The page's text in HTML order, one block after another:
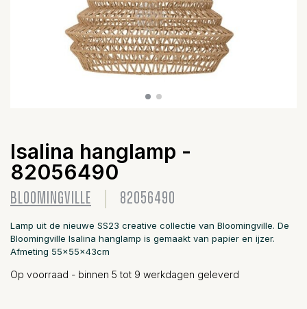
Isalina hanglamp -
82056490
BLOOMINGVILLE 82056490
Lamp uit de nieuwe SS23 creative collectie van Bloomingville. De
Bloomingville Isalina hanglamp is gemaakt van papier en ijzer.
Afmeting 55x55x43cm
Op voorraad - binnen 5 tot 9 werkdagen geleverd